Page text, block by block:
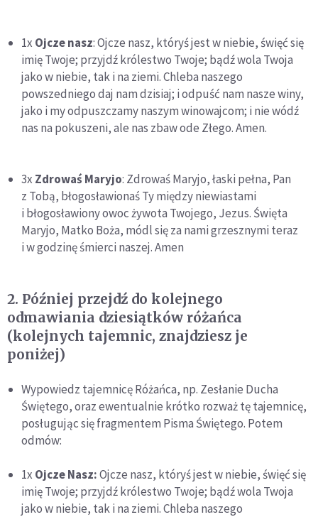
1x Ojcze nasz: Ojcze nasz, któryś jest w niebie, święć się
imię Twoje; przyjdź królestwo Twoje; bądź wola Twoja
jako w niebie, tak i na ziemi. Chleba naszego
powszedniego daj nam dzisiaj; i odpuść nam nasze winy,
jako i my odpuszczamy naszym winowajcom; i nie wódź
nas na pokuszeni, ale nas zbaw ode Złego. Amen.
3x Zdrowaś Maryjo: Zdrowaś Maryjo, łaski pełna, Pan
z Tobą, błogosławionaś Ty między niewiastami
i błogosławiony owoc żywota Twojego, Jezus. Święta
Maryjo, Matko Boża, módl się za nami grzesznymi teraz
i w godzinę śmierci naszej. Amen
2. Później przejdź do kolejnego
odmawiania dziesiątków różańca
(kolejnych tajemnic, znajdziesz je
poniżej)
Wypowiedz tajemnicę Różańca, np. Zesłanie Ducha
Świętego, oraz ewentualnie krótko rozważ tę tajemnicę,
posługując się fragmentem Pisma Świętego. Potem
odmów:
1x Ojcze Nasz:Ojcze nasz, któryś jest w niebie, święć się
imię Twoje; przyjdź królestwo Twoje; bądź wola Twoja
jako w niebie, tak i na ziemi. Chleba naszego